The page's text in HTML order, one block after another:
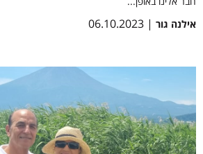
אילנה גור | 06.10.2023